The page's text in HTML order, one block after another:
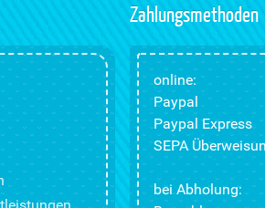
Zahlungsmethoden
online:
Paypal
Paypal Express
SEPA
bei Abholung: